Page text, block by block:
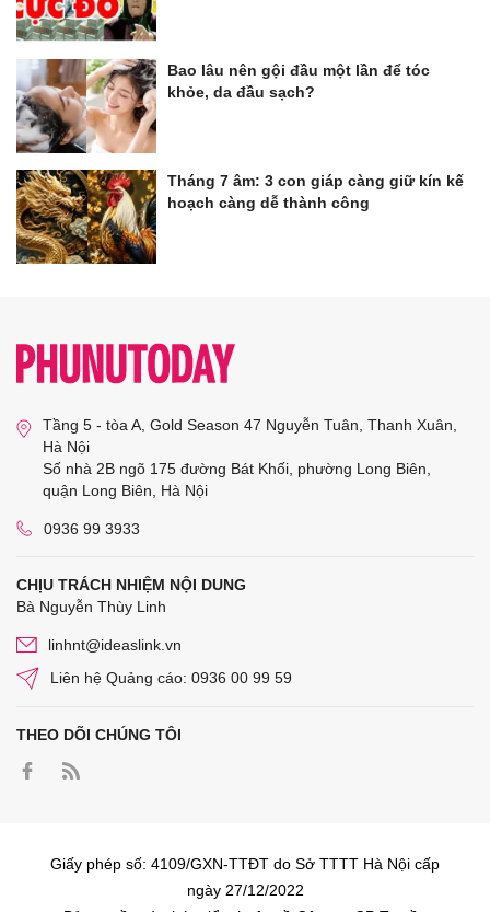
Bao lâu nên gội đầu một lần để tóc
khỏe, da đầu sạch?
Tháng 7 âm: 3 con giáp càng giữ kín kế
hoạch càng dễ thành công
Tầng 5 - tòa A, Gold Season 47 Nguyễn Tuân, Thanh Xuân,
Hà Nội
Số nhà 2B ngõ 175 đường Bát Khối, phường Long Biên,
quận Long Biên, Hà Nội
0936 99 3933
CHỊU TRÁCH NHIỆM NỘI DUNG
Bà Nguyễn Thùy Linh
linhnt@ideaslink.vn
Liên hệ Quảng cáo: 0936 00 99 59
THEO DÕI CHÚNG TÔI
Giấy phép số: 4109/GXN-TTĐT do Sở TTTT Hà Nội cấp
ngày 27/12/2022